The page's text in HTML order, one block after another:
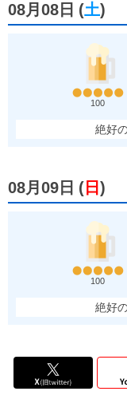
08月08日 (土)
100
絶好
08月09日 ( 日 )
100
絶好